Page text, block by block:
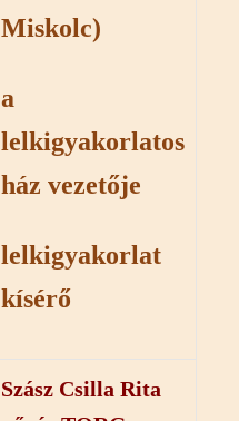
Miskolc)
a
lelkigyakorlatos
ház vezetője
lelkigyakorlat
kísérő
Szász Csilla Rita